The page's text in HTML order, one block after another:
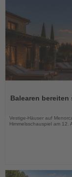
dieBalearen
Vestige-Häuser auf
Himmelsschauspiel am 12.